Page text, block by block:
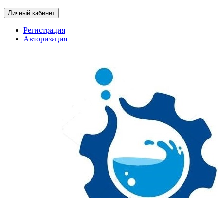
Личный кабинет
Регистрация
Авторизация